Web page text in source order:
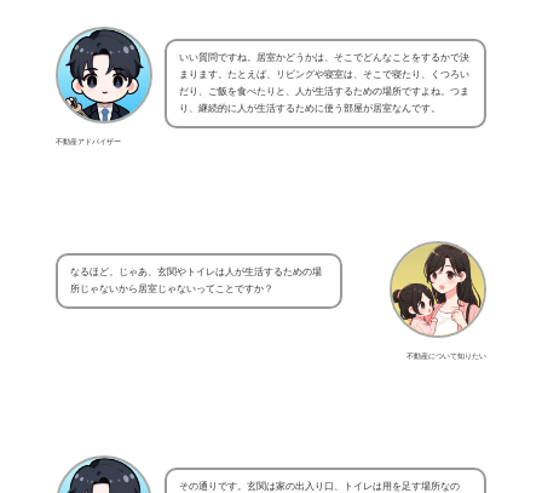
不動産アドバイザー
いい質問ですね。居室かどうかは、そこでどんなことをするかで決
まります。たとえば、リビングや寝室は、そこで寝たり、くつろい
だり、ご飯を食べたりと、人が生活するための場所ですよね。つま
り、継続的に人が生活するために使う部屋が居室なんです。
不動産について知りたい
なるほど。じゃあ、玄関やトイレは人が生活するための場
所じゃないから居室じゃないってことですか？
その通りです。玄関は家の出入り口、トイレは用を足す場所なの